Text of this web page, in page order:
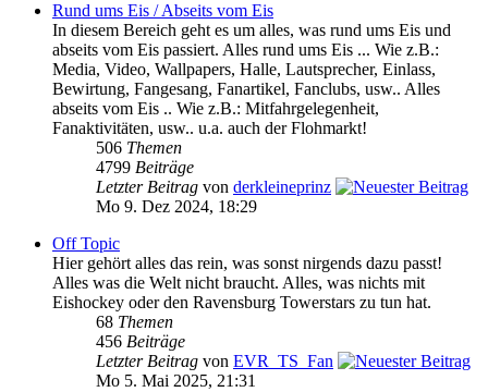
Rund ums Eis / Abseits vom Eis
In diesem Bereich geht es um alles, was rund ums Eis und
abseits vom Eis passiert. Alles rund ums Eis ... Wie z.B.:
Media, Video, Wallpapers, Halle, Lautsprecher, Einlass,
Bewirtung, Fangesang, Fanartikel, Fanclubs, usw.. Alles
abseits vom Eis .. Wie z.B.: Mitfahrgelegenheit,
Fanaktivitäten, usw.. u.a. auch der Flohmarkt!
506 Themen
4799 Beiträge
Letzter Beitrag von derkleineprinz
Mo 9. Dez 2024, 18:29
Off Topic
Hier gehört alles das rein, was sonst nirgends dazu passt!
Alles was die Welt nicht braucht. Alles, was nichts mit
Eishockey oder den Ravensburg Towerstars zu tun hat.
68 Themen
456 Beiträge
Letzter Beitrag von EVR_TS_Fan
Mo 5. Mai 2025, 21:31